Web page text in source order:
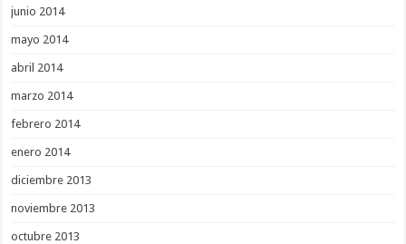
junio 2014
mayo 2014
abril 2014
marzo 2014
febrero 2014
enero 2014
diciembre 2013
noviembre 2013
octubre 2013